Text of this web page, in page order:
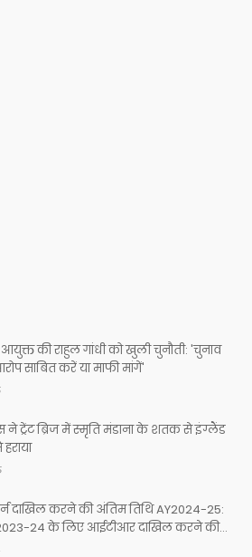
की राहुल गांधी को खुली चुनौती: 'चुनाव
साबित करें या माफी मांगें'
ने ट्रेंट ब्रिज में स्मृति मंडाना के शतक से इंग्लैंड
दाखिल करने की अंतिम तिथि AY2024-25:
2023-24 के लिए आईटीआर दाखिल करने की
जुलाई